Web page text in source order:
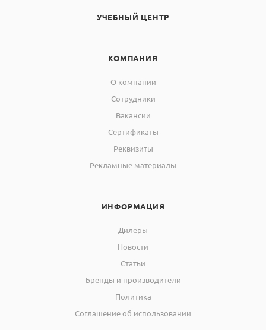
УЧЕБНЫЙ ЦЕНТР
КОМПАНИЯ
О компании
Сотрудники
Вакансии
Сертификаты
Реквизиты
Рекламные материалы
ИНФОРМАЦИЯ
Дилеры
Новости
Статьи
Бренды и производители
Политика
Соглашение об использовании